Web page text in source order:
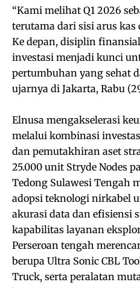
“Kami melihat Q1 2026
terutama dari sisi arus kas
Ke depan, disiplin
investasi menjadi kunci
pertumbuhan yang sehat
ujarnya di Jakarta, Rabu
Elnusa mengakselerasi
melalui kombinasi
dan pemutakhiran aset
25.000 unit Stryde Nodes
Tedong Sulawesi Tengah
adopsi teknologi nirkabel
akurasi data dan efisiensi
kapabilitas layanan
Perseroan tengah
berupa Ultra Sonic CBL
Truck, serta peralatan